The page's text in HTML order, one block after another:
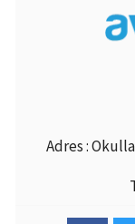
Adres :